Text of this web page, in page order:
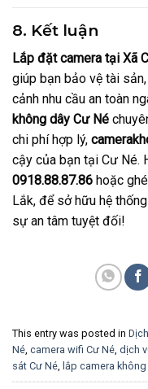
8. Kết luận
Lắp đặt camera tại Xã
giúp bạn bảo vệ tài
cảnh nhu cầu an toàn
không dây Cư Né
chi phí hợp lý,
cậy của bạn tại Cư Né.
0918.88.87.86 hoặc
Lắk, để sở hữu hệ
sự an tâm tuyệt đối!
This entry was posted in
Né, camera wifi Cư Né, dịch
sát Cư Né, lắp camera